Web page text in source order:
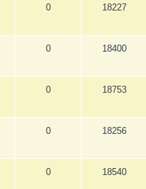
0 18227
0 18400
0 18753
0 18256
0 18540